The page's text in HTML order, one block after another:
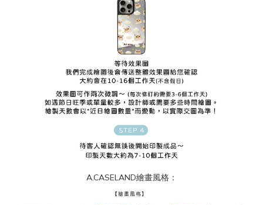
A.CASELAND繪畫風格：